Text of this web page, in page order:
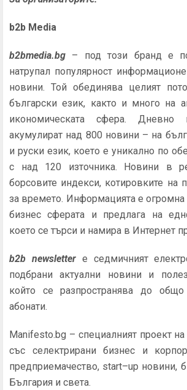
b2b Media
b2bmedia.bg – под този бранд е
натрупал популярност
новини. Той обединява целият
български език, както и много на
икономическата сфера. Дневно
акумулират над 800 новини – на
и руски език, което е уникално по
с над 120 източника. Новини в
борсовите индекси, котировките на
за времето. Информацията е
бизнес сферата и предлага на
което се търси и намира в Интернет
b2b newsletterе седмичният
подбрани актуални новини и
който се разпространява до
абонати.
Manifesto.bg – специалният проект
със селектрирани бизнес и
предприемачество, start–up новини,
България и света.